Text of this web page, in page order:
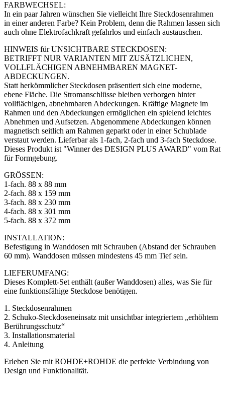
FARBWECHSEL:
In ein paar Jahren wünschen Sie vielleicht Ihre Steckdosenrahmen
in einer anderen Farbe? Kein Problem, denn die Rahmen lassen sich
auch ohne Elektrofachkraft gefahrlos und einfach austauschen.
HINWEIS für UNSICHTBARE STECKDOSEN:
BETRIFFT NUR VARIANTEN MIT ZUSÄTZLICHEN,
VOLLFLÄCHIGEN ABNEHMBAREN MAGNET-
ABDECKUNGEN.
Statt herkömmlicher Steckdosen präsentiert sich eine moderne,
ebene Fläche. Die Stromanschlüsse bleiben verborgen hinter
vollflächigen, abnehmbaren Abdeckungen. Kräftige Magnete im
Rahmen und den Abdeckungen ermöglichen ein spielend leichtes
Abnehmen und Aufsetzen. Abgenommene Abdeckungen können
magnetisch seitlich am Rahmen geparkt oder in einer Schublade
verstaut werden. Lieferbar als 1-fach, 2-fach und 3-fach Steckdose.
Dieses Produkt ist "Winner des DESIGN PLUS AWARD" vom Rat
für Formgebung.
GRÖSSEN:
1-fach. 88 x 88 mm
2-fach. 88 x 159 mm
3-fach. 88 x 230 mm
4-fach. 88 x 301 mm
5-fach. 88 x 372 mm
INSTALLATION:
Befestigung in Wanddosen mit Schrauben (Abstand der Schrauben
60 mm). Wanddosen müssen mindestens 45 mm Tief sein.
LIEFERUMFANG:
Dieses Komplett-Set enthält (außer Wanddosen) alles, was Sie für
eine funktionsfähige Steckdose benötigen.
1. Steckdosenrahmen
2. Schuko-Steckdoseneinsatz mit unsichtbar integriertem „erhöhtem
Berührungsschutz“
3. Installationsmaterial
4. Anleitung
Erleben Sie mit ROHDE+ROHDE die perfekte Verbindung von
Design und Funktionalität.